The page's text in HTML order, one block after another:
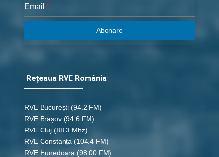
Email *
Abonare
Rețeaua RVE România
RVE București (94.2 FM)
RVE Brașov (94.6 FM)
RVE Cluj (88.3 Mhz)
RVE Constanța (104.4 FM)
RVE Hunedoara (98.00 FM)